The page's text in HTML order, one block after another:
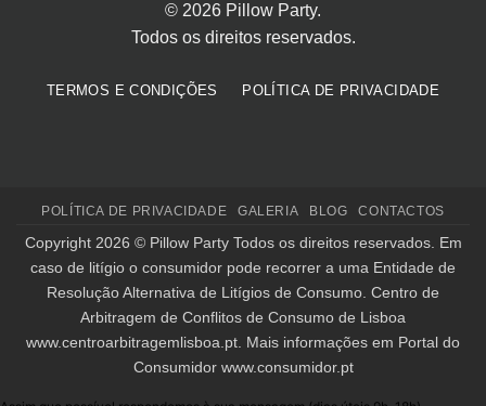
© 2026 Pillow Party.
Todos os direitos reservados.
TERMOS E CONDIÇÕES POLÍTICA DE PRIVACIDADE
POLÍTICA DE PRIVACIDADE GALERIA BLOG CONTACTOS
Copyright 2026 © Pillow PartyTodos os direitos reservados. Em
caso de litígio o consumidor pode recorrer a uma Entidade de
Resolução Alternativa de Litígios de Consumo. Centro de
Arbitragem de Conflitos de Consumo de Lisboa
www.centroarbitragemlisboa.pt . Mais informações em Portal do
Consumidor www.consumidor.pt